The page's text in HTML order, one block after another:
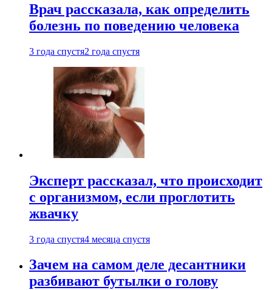
Врач рассказала, как определить
болезнь по поведению человека
3 года спустя2 года спустя
Эксперт рассказал, что происходит
с организмом, если проглотить
жвачку
3 года спустя4 месяца спустя
Зачем на самом деле десантники
разбивают бутылки о голову